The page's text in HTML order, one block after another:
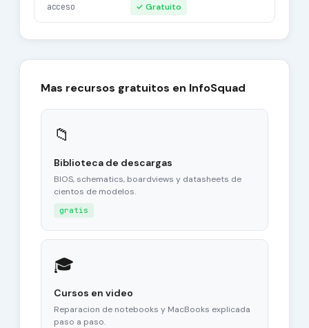
acceso ✓ Gratuito
Mas recursos gratuitos en InfoSquad
📁
Biblioteca de descargas
BIOS, schematics, boardviews y datasheets de
cientos de modelos.
gratis
🎓
Cursos en video
Reparacion de notebooks y MacBooks explicada
paso a paso.